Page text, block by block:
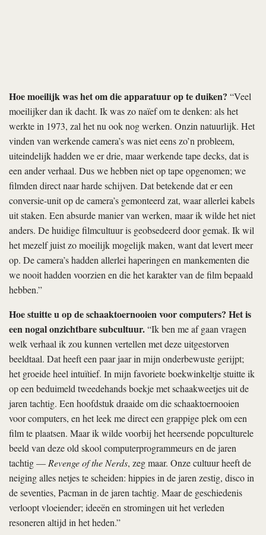
de seventies, Pacman in de jaren tachtig. Maar de geschiedenis
verloopt vloeiender; ideeën en stromingen uit het verleden
resoneren altijd in het heden.”
Vandaar ook die new age-groep, die het hotel deelt met de
programmeurs? “Precies. Er zit een vreemde overlap tussen de
programmeurswereld en de new age-stroming; Californië kun je
zien als het kind van die twee bewegingen. Hoe droog en
technisch het werk aan die schaakcomputers op het eerste gezicht
ook is, uiteindelijk draait het om het creëren van kunstmatige
intelligentie. En dus om het onderzoeken van onze eigen,
menselijke intelligentie, net zoals die Encounters-groep bezig is
met zelfontdekking.”
En dan is er nog de derde groep die het hotel bewoont: een
horde katten. Een verwijzing naar de katten-memes die
online om zich heen grijpen?“Haha, nee, zo heb ik het niet
bedoeld, maar die interpretatie bevalt me wel.Computer Chess
heel snel tot stand gekomen, nadat een commerciëler project niet
doorging, en ik wilde mijn intuïtie de vrije hand geven. En dus
heb ik geen concrete redenen voor veel dingen in de film, en ga ik
er ook zelf geen betekenis aan opdringen. Het is opzettelijk mijn
minst commerciële film, dus het heeft een perverse ironie dat deze
film het beter doet dan mijn vorige,Beeswax, waarvan ik zou
zeggen dat hij veel publieksvriendelijker is. Maar goed: ik verdien
er nog altijd niets aan. Ik ben het verplicht aan mezelf, maar
belangrijker nog aan mijn vrouw en kind, om iets te maken
waarmee ik brood op de plank krijg. Maar elke keer dat ik
probeer om een publieksvriendelijke film te maken, vind ik toch
weer manieren om het te vervormen tot iets vreemds en moeilijks.”